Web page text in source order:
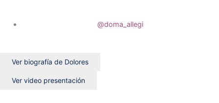
@doma_allegi
Ver biografía de Dolores
Ver video presentación